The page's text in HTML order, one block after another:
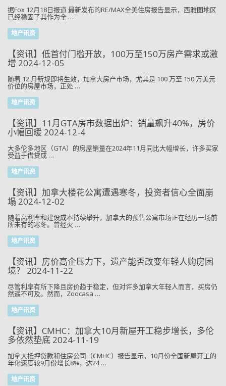
据Fox 12月18日报道 最新发布的RE/MAX全美住房报告显示，西雅图地区
已经稳固了其作为全 …
地产讯资
【资讯】低首付门槛开放，100万至150万房产需求或激
增 2024-12-05
随着 12 月新规即将生效，加拿大房产市场，尤其是 100 万至 150 万美元
价位的房屋市场，正处 …
地产讯资
【资讯】11月GTA房市数据出炉：销量飙升40%，房价
小幅回暖 2024-12-4
大多伦多地区（GTA）的房屋销量在2024年11月同比大幅增长，许多买家
受益于借贷成 …
地产讯资
【资讯】加拿大楼花公寓遭遇寒冬，投资者信心全面崩
塌 2024-12-02
随着高利率和建设成本持续攀升，加拿大的预售公寓市场正在经历一场前
所未有的寒冬。曾经火 …
地产讯资
【资讯】房价高企压力下，遗产能否改变年轻人购房困
境？ 2024-11-22
尽管利率有所下降且房价趋于稳定，但对许多加拿大年轻人而言，买房仍
然遥不可及。然而，Zoocasa …
地产讯资
【资讯】CMHC：加拿大10月新屋开工稳步增长，多伦
多依然垫底 2024-11-19
加拿大抵押贷款和住房公司（CMHC）报告显示，10月份全国新屋开工的
年化速度较9月份增长8%，达24 …
地产讯资